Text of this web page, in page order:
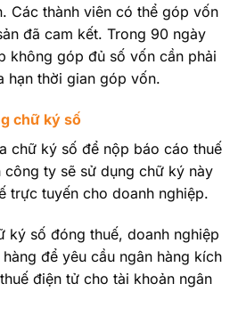
Các thành viên có thể góp vốn
đã cam kết. Trong 90 ngày
không góp đủ số vốn cần phải
hạn thời gian góp vốn.
chữ ký số
chữ ký số để nộp báo cáo thuế
ty sẽ sử dụng chữ ký này
trực tuyến cho doanh nghiệp.
ký số đóng thuế, doanh nghiệp
để yêu cầu ngân hàng kích
điện tử cho tài khoản ngân